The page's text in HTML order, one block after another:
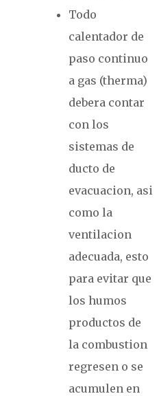
Todo
calentador de
paso continuo
a gas (therma)
debera contar
con los
sistemas de
ducto de
evacuacion, asi
como la
ventilacion
adecuada, esto
para evitar que
los humos
productos de
la combustion
regresen o se
acumulen en